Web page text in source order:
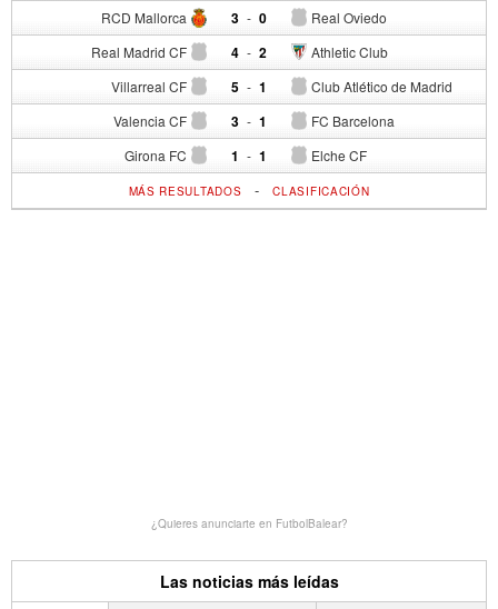
RCD Mallorca 3 - Real Oviedo
0
Real Madrid CF 4 - Athletic Club
2
Villarreal CF 5 - Club Atlético de Madrid
1
Valencia CF 3 - FC Barcelona
1
Girona FC 1 - Elche CF
1
MÁS RESULTADOS -CLASIFICACIÓN
¿Quieres anunciarte en FutbolBalear?
Las noticias más leídas